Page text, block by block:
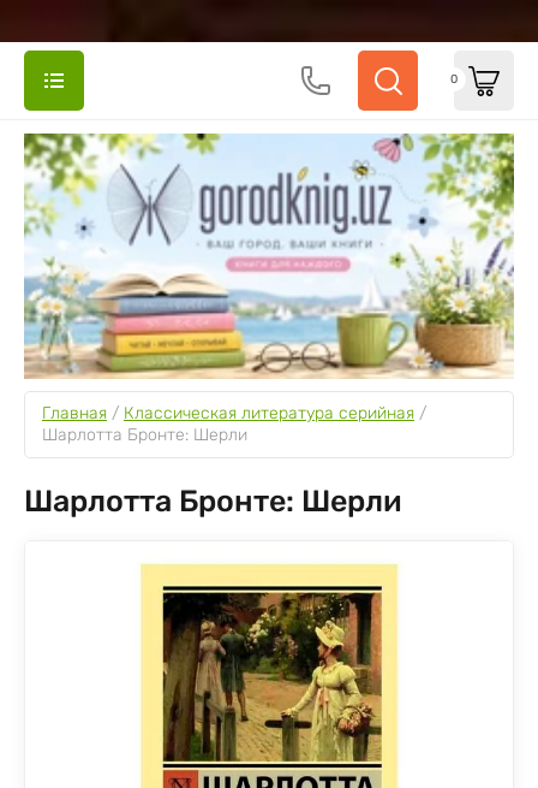
0
Главная / Классическая литература серийная
Шарлотта Бронте: Шерли
Шарлотта Бронте: Шерли